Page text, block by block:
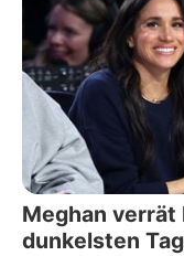
Meghan verrät
dunkelsten